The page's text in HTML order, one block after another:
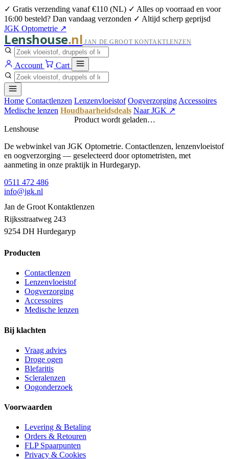
✓ Gratis verzending vanaf €110 (NL) ✓ Alles op voorraad en voor
16:00 besteld? Dan vandaag verzonden ✓ Altijd scherp geprijsd
JGK Optometrie ↗
Lenshouse.nl JAN DE GROOT KONTAKTLENZEN
Account Cart
Home Contactlenzen Lenzenvloeistof Oogverzorging Accessoires
Medische lenzen Houdbaarheidsdeals Naar JGK ↗
Product wordt geladen…
Lenshouse
De webwinkel van JGK Optometrie. Contactlenzen, lenzenvloeistof
en oogverzorging — geselecteerd door optometristen, met
aanmeting in onze praktijk in Hurdegaryp.
0511 472 486
info@jgk.nl
Jan de Groot Kontaktlenzen
Rijksstraatweg 243
9254 DH Hurdegaryp
Producten
Contactlenzen
Lenzenvloeistof
Oogverzorging
Accessoires
Medische lenzen
Bij klachten
Vraag advies
Droge ogen
Blefaritis
Scleralenzen
Oogonderzoek
Voorwaarden
Levering & Betaling
Orders & Retouren
FLP Spaarpunten
Privacy & Cookies